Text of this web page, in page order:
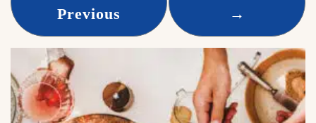
Previous
→